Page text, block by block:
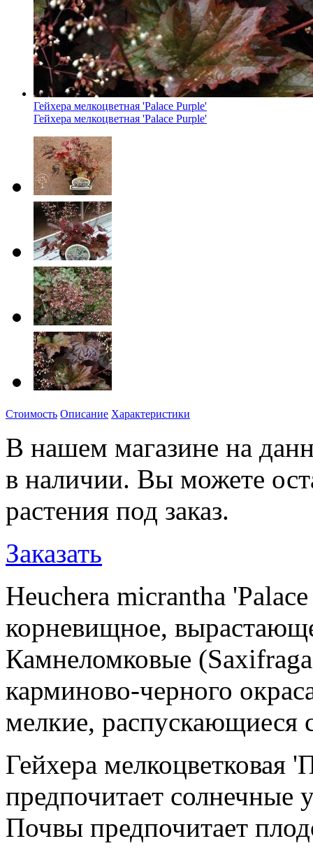
Гейхера мелкоцветная 'Palace Purple'
Гейхера мелкоцветная 'Palace Purple'
Стоимость Описание Характеристики
В нашем магазине на
в наличии. Вы можете
растения под заказ.
Заказать
Heuchera micrantha
корневищное,
Камнеломковые
карминово-черного
мелкие, распускающиеся
Гейхера мелкоцветковая
предпочитает солнечные
Почвы предпочитает